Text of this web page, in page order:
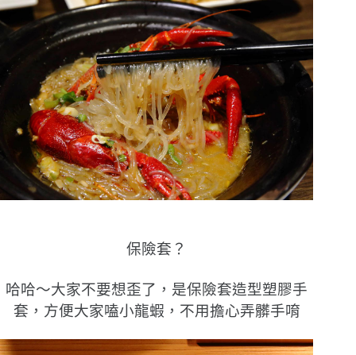
保險套？
哈哈〜大家不要想歪了，是保險套造型塑膠手
套，方便大家嗑小龍蝦，不用擔心弄髒手唷